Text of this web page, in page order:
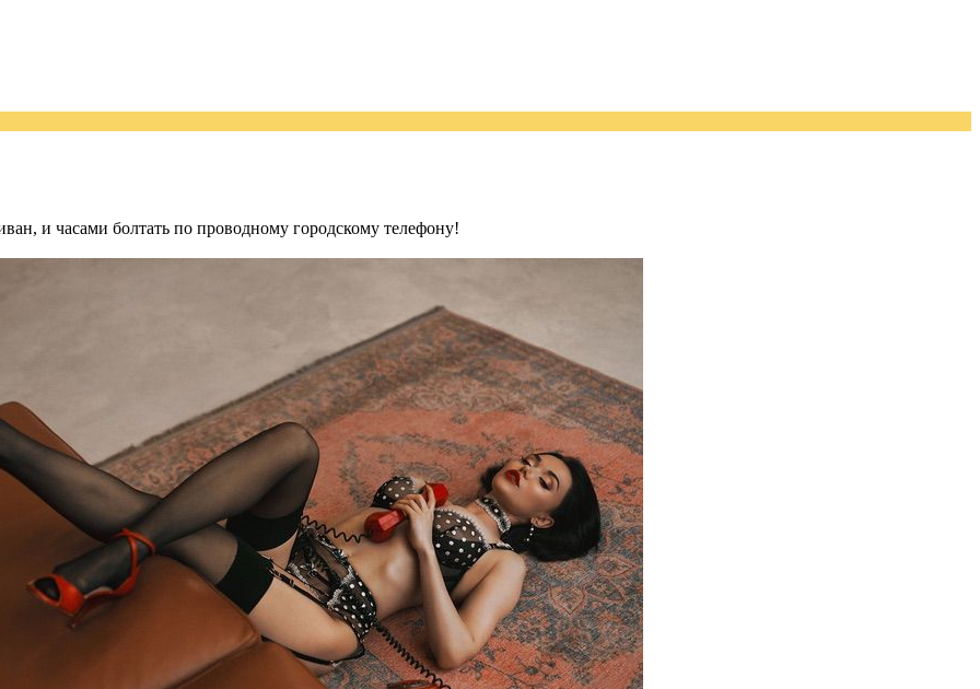
и часами болтать по проводному городскому телефону!